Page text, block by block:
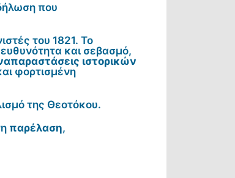
που
του 1821. Το
και σεβασμό,
ιστορικών
φορτισμένη
της Θεοτόκου.
παρέλαση,